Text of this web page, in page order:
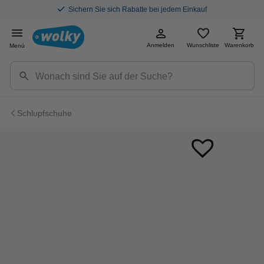
Sichern Sie sich Rabatte bei jedem Einkauf
Menü Anmelden Wunschliste Warenkorb
Schlupfschuhe